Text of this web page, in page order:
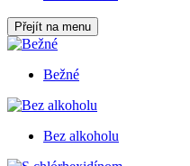
Přejít na menu
Bežné
Bez alkoholu